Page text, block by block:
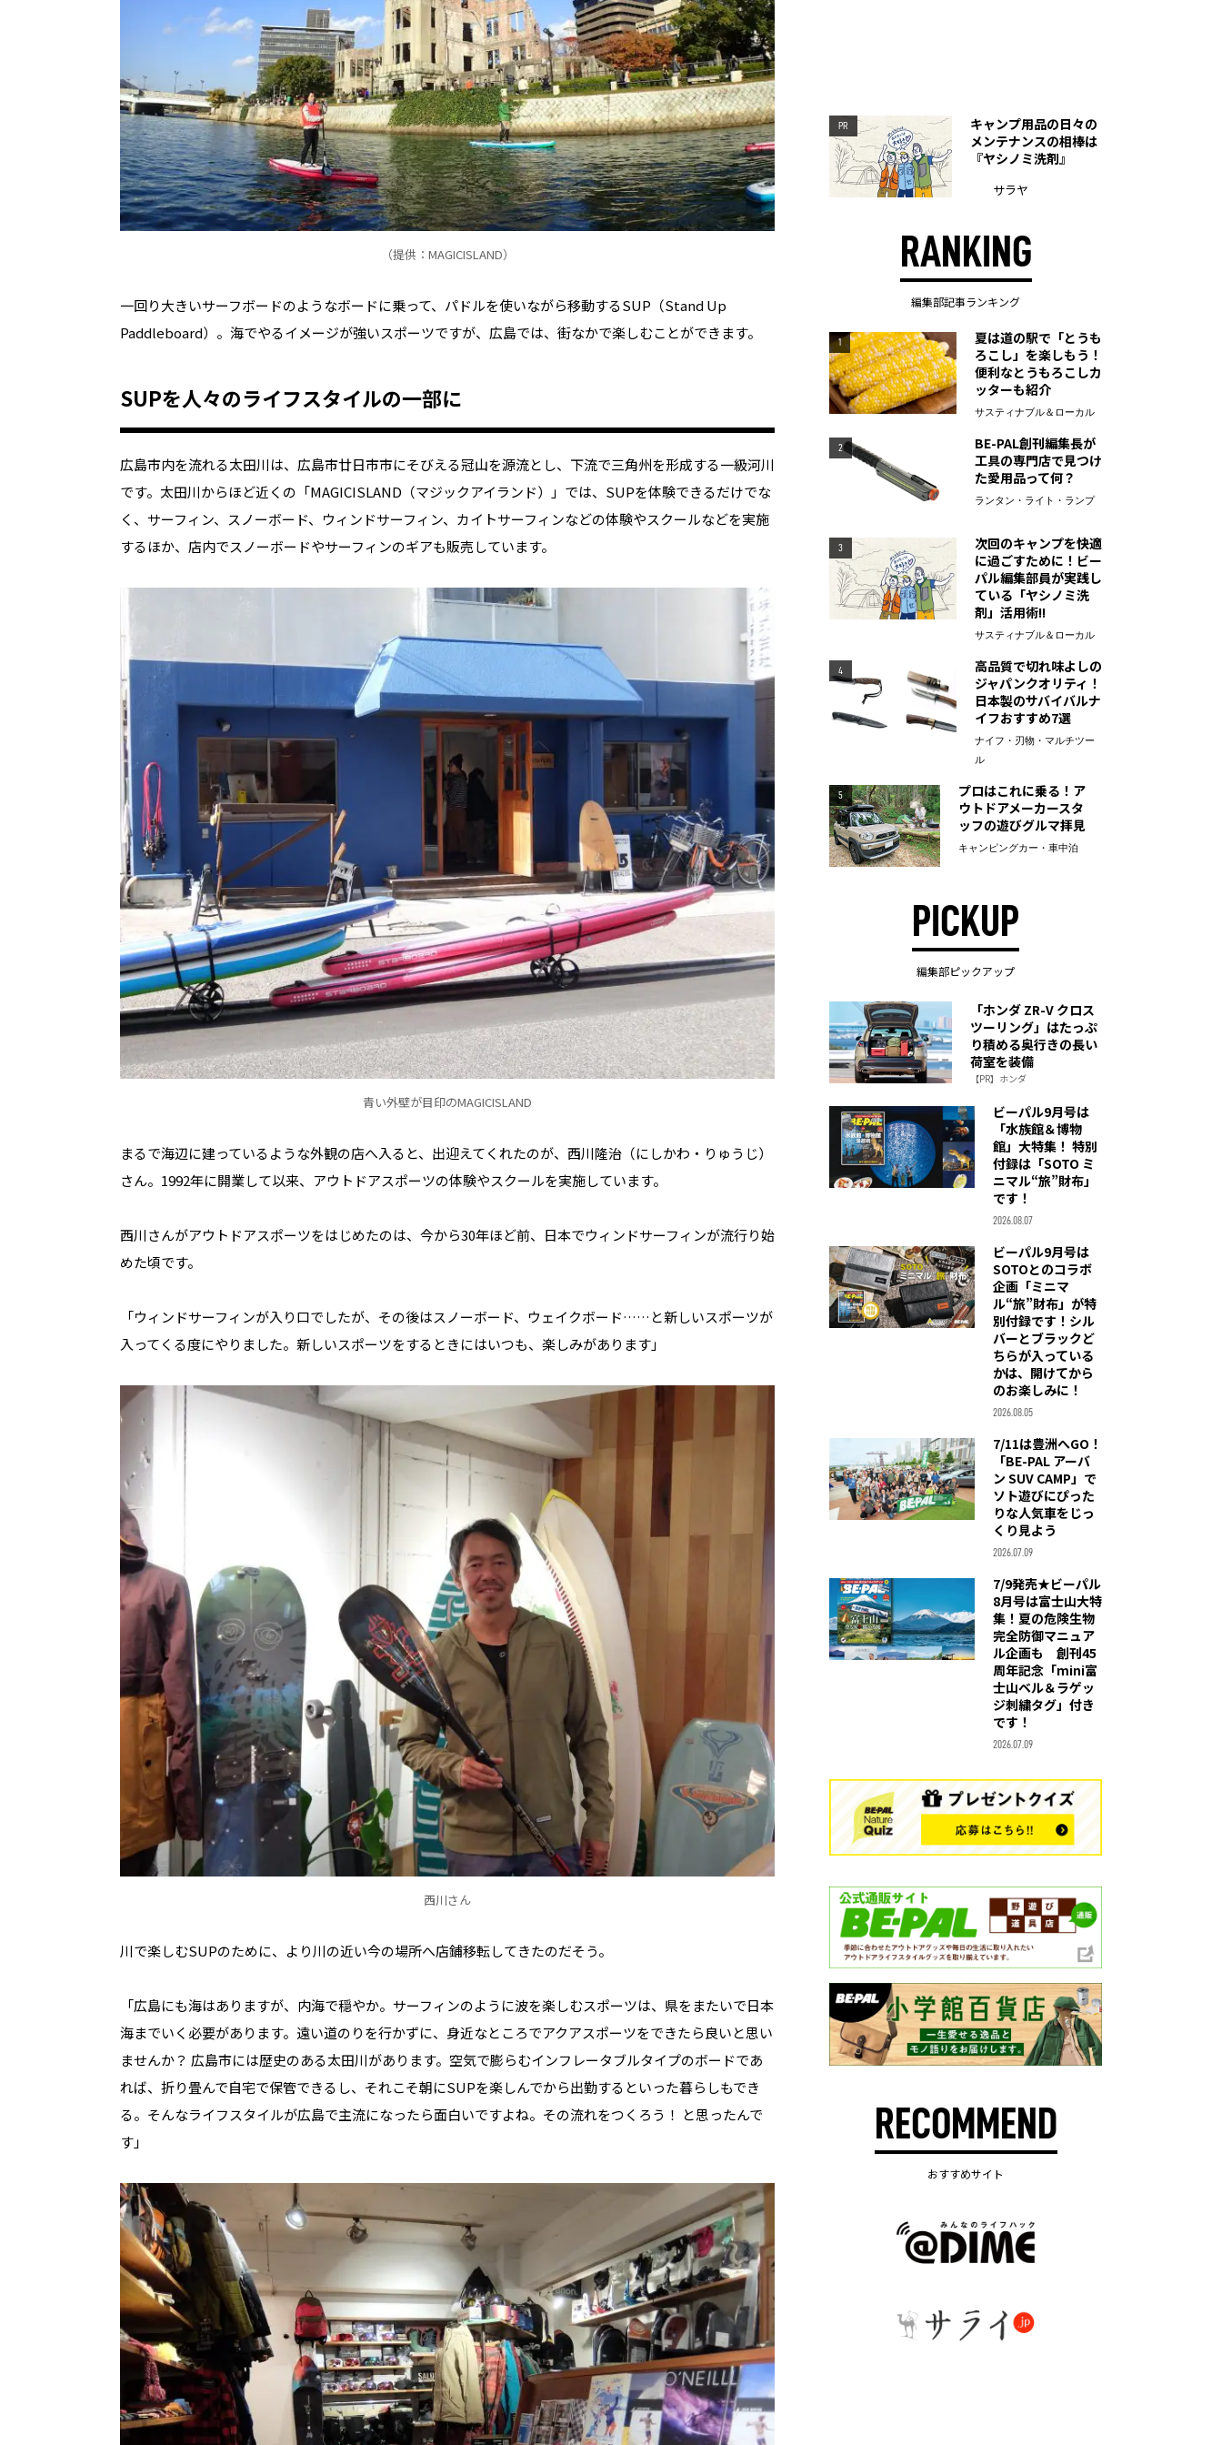
（提供：MAGICISLAND）
一回り大きいサーフボードのようなボードに乗って、パドルを使いながら移動するSUP（Stand Up
Paddleboard）。海でやるイメージが強いスポーツですが、広島では、街なかで楽しむことができます。
SUPを人々のライフスタイルの一部に
広島市内を流れる太田川は、広島市廿日市市にそびえる冠山を源流とし、下流で三角州を形成する一級河川
です。太田川からほど近くの「MAGICISLAND（マジックアイランド）」では、SUPを体験できるだけでな
く、サーフィン、スノーボード、ウィンドサーフィン、カイトサーフィンなどの体験やスクールなどを実施
するほか、店内でスノーボードやサーフィンのギアも販売しています。
青い外壁が目印のMAGICISLAND
まるで海辺に建っているような外観の店へ入ると、出迎えてくれたのが、西川隆治（にしかわ・りゅうじ）
さん。1992年に開業して以来、アウトドアスポーツの体験やスクールを実施しています。
西川さんがアウトドアスポーツをはじめたのは、今から30年ほど前、日本でウィンドサーフィンが流行り始
めた頃です。
「ウィンドサーフィンが入り口でしたが、その後はスノーボード、ウェイクボード……と新しいスポーツが
入ってくる度にやりました。新しいスポーツをするときにはいつも、楽しみがあります」
西川さん
川で楽しむSUPのために、より川の近い今の場所へ店鋪移転してきたのだそう。
「広島にも海はありますが、内海で穏やか。サーフィンのように波を楽しむスポーツは、県をまたいで日本
海までいく必要があります。遠い道のりを行かずに、身近なところでアクアスポーツをできたら良いと思い
ませんか？ 広島市には歴史のある太田川があります。空気で膨らむインフレータブルタイプのボードであ
れば、折り畳んで自宅で保管できるし、それこそ朝にSUPを楽しんでから出勤するといった暮らしもでき
る。そんなライフスタイルが広島で主流になったら面白いですよね。その流れをつくろう！ と思ったんで
す」
PR
キャンプ用品の日々の
メンテナンスの相棒は
『ヤシノミ洗剤』
サラヤ
RANKING
編集部記事ランキング
1
夏は道の駅で「とうも
ろこし」を楽しもう！
便利なとうもろこしカ
ッターも紹介
サスティナブル＆ローカル
2
BE-PAL創刊編集長が
工具の専門店で見つけ
た愛用品って何？
ランタン・ライト・ランプ
3
次回のキャンプを快適
に過ごすために！ビー
パル編集部員が実践し
ている「ヤシノミ洗
剤」活用術!!
サスティナブル＆ローカル
4
高品質で切れ味よしの
ジャパンクオリティ！
日本製のサバイバルナ
イフおすすめ7選
ナイフ・刃物・マルチツー
ル
5
プロはこれに乗る！ア
ウトドアメーカースタ
ッフの遊びグルマ拝見
キャンピングカー・車中泊
PICKUP
編集部ピックアップ
「ホンダ ZR-V クロス
ツーリング」はたっぷ
り積める奥行きの長い
荷室を装備
【PR】ホンダ
ビーパル9月号は
「水族館＆博物
館」大特集！ 特別
付録は「SOTO ミ
ニマル“旅”財布」
です！
2026.08.07
ビーパル9月号は
SOTOとのコラボ
企画「ミニマ
ル“旅”財布」が特
別付録です！シル
バーとブラックど
ちらが入っている
かは、開けてから
のお楽しみに！
2026.08.05
7/11は豊洲へGO！
「BE-PAL アーバ
ン SUV CAMP」で
ソト遊びにぴった
りな人気車をじっ
くり見よう
2026.07.09
7/9発売★ビーパル
8月号は富士山大特
集！夏の危険生物
完全防御マニュア
ル企画も 創刊45
周年記念「mini富
士山ベル＆ラゲッ
ジ刺繍タグ」付き
です！
2026.07.09
RECOMMEND
おすすめサイト